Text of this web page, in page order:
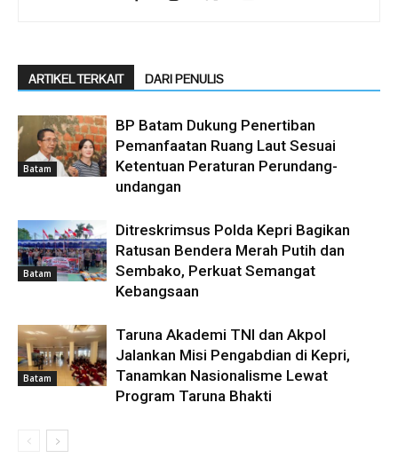
ARTIKEL TERKAIT DARI PENULIS
Batam
BP Batam Dukung Penertiban
Pemanfaatan Ruang Laut Sesuai
Ketentuan Peraturan Perundang-
undangan
Batam
Ditreskrimsus Polda Kepri Bagikan
Ratusan Bendera Merah Putih dan
Sembako, Perkuat Semangat
Kebangsaan
Batam
Taruna Akademi TNI dan Akpol
Jalankan Misi Pengabdian di Kepri,
Tanamkan Nasionalisme Lewat
Program Taruna Bhakti